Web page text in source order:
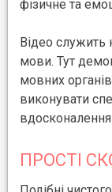
фізичне та
Відео служить
мови. Тут
мовних
виконувати
вдосконалення
ПРОСТІ